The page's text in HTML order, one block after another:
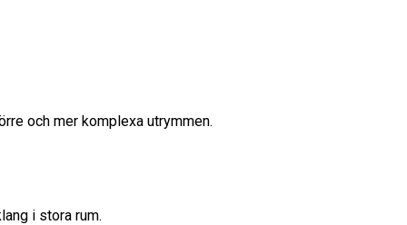
och mer komplexa utrymmen.
i stora rum.